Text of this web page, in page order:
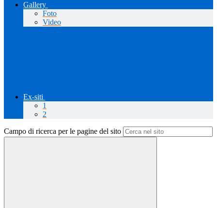
Gallery
Foto
Video
Ex-siti
1
2
Campo di ricerca per le pagine del sito